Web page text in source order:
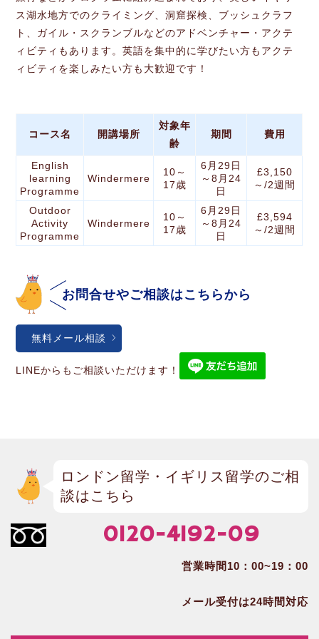
ス湖水地方でのクライミング、洞窟探検、ブッシュクラフ
ト、ガイル・スクランブルなどのアドベンチャー・アクテ
ィビティもあります。英語を集中的に学びたい方もアクテ
ィビティを楽しみたい方も大歓迎です！
コース名 開講場所
対象年
齢
期間 費用
English
learning
Programme
Windermere
10～
17歳
6月29日
～8月24
日
£3,150
～/2週間
Outdoor
Activity
Programme
Windermere
10～
17歳
6月29日
～8月24
日
£3,594
～/2週間
お問合せやご相談はこちらから
無料メール相談
LINEからもご相談いただけます！
ロンドン留学・イギリス留学のご相
談はこちら
0120-4192-09
営業時間10：00~19：00
メール受付は24時間対応